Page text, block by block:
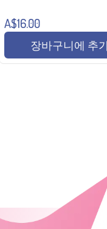
A$16.00
장바구니에 추